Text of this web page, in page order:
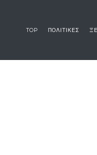
TOP ΠΟΛΙΤΙΚΕΣ